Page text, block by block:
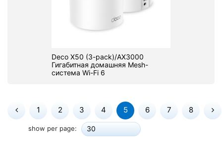
Deco X50 (3-pack)/AX3000
Гигабитная домашняя Mesh-
система Wi-Fi 6
1 2 3 4 5 6 7 8
show per page: 30